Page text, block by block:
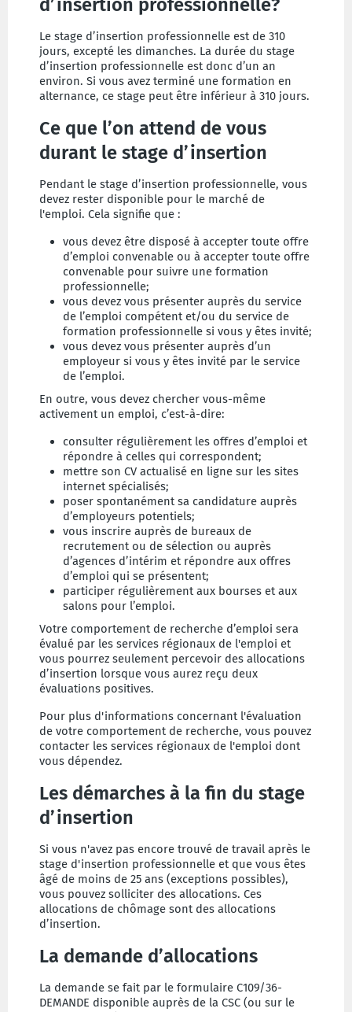
d’insertion professionnelle?
Le stage d’insertion professionnelle est de 310
jours, excepté les dimanches. La durée du stage
d’insertion professionnelle est donc d’un an
environ. Si vous avez terminé une formation en
alternance, ce stage peut être inférieur à 310 jours.
Ce que l’on attend de vous
durant le stage d’insertion
Pendant le stage d’insertion professionnelle, vous
devez rester disponible pour le marché de
l'emploi. Cela signifie que :
vous devez être disposé à accepter toute offre
d’emploi convenable ou à accepter toute offre
convenable pour suivre une formation
professionnelle;
vous devez vous présenter auprès du service
de l’emploi compétent et/ou du service de
formation professionnelle si vous y êtes invité;
vous devez vous présenter auprès d’un
employeur si vous y êtes invité par le service
de l’emploi.
En outre, vous devez chercher vous-même
activement un emploi, c’est-à-dire:
consulter régulièrement les offres d’emploi et
répondre à celles qui correspondent;
mettre son CV actualisé en ligne sur les sites
internet spécialisés;
poser spontanément sa candidature auprès
d’employeurs potentiels;
vous inscrire auprès de bureaux de
recrutement ou de sélection ou auprès
d’agences d’intérim et répondre aux offres
d’emploi qui se présentent;
participer régulièrement aux bourses et aux
salons pour l’emploi.
Votre comportement de recherche d’emploi sera
évalué par les services régionaux de l'emploi et
vous pourrez seulement percevoir des allocations
d’insertion lorsque vous aurez reçu deux
évaluations positives.
Pour plus d'informations concernant l'évaluation
de votre comportement de recherche, vous pouvez
contacter les services régionaux de l'emploi dont
vous dépendez.
Les démarches à la fin du stage
d’insertion
Si vous n'avez pas encore trouvé de travail après le
stage d'insertion professionnelle et que vous êtes
âgé de moins de 25 ans (exceptions possibles),
vous pouvez solliciter des allocations. Ces
allocations de chômage sont des allocations
d’insertion.
La demande d’allocations
La demande se fait par le formulaire C109/36-
DEMANDE disponible auprès de la CSC (ou sur le